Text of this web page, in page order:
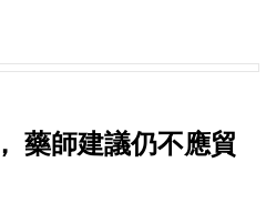
藥師建議仍不應貿